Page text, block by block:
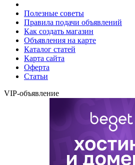
Полезные советы
Правила подачи объявлений
Как создать магазин
Объявления на карте
Каталог статей
Карта сайта
Оферта
Статьи
VIP-объявление